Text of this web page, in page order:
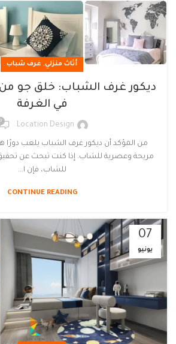
أثاث منزلي, غرف شباب
ديكور غرف الشباب: خلق جو من
في الغرفة
Location Design
0
من المؤكد أن ديكور غرف الشباب يلعب
مريحة وعصرية للشاب. إذا كنت تبحث عن تحقيق
للشاب، فإن ا...
CONTINUE READING
07
يونيو